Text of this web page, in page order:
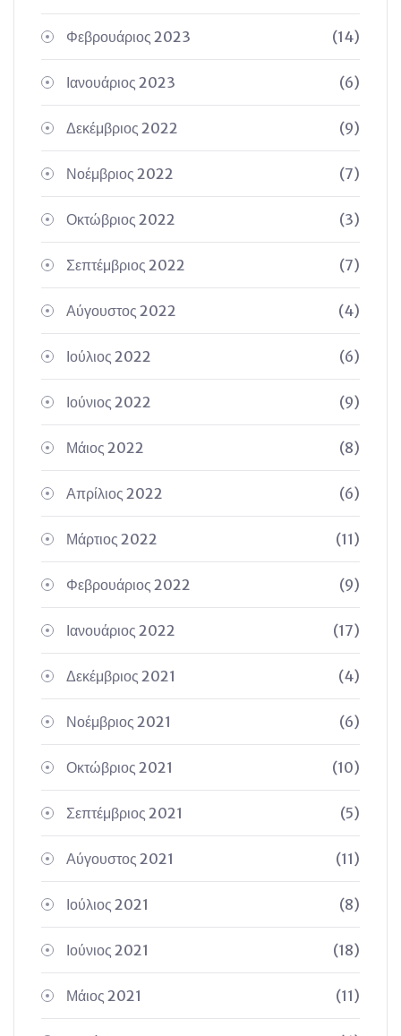
Φεβρουάριος 2023 (14)
Ιανουάριος 2023 (6)
Δεκέμβριος 2022 (9)
Νοέμβριος 2022 (7)
Οκτώβριος 2022 (3)
Σεπτέμβριος 2022 (7)
Αύγουστος 2022 (4)
Ιούλιος 2022 (6)
Ιούνιος 2022 (9)
Μάιος 2022 (8)
Απρίλιος 2022 (6)
Μάρτιος 2022 (11)
Φεβρουάριος 2022 (9)
Ιανουάριος 2022 (17)
Δεκέμβριος 2021 (4)
Νοέμβριος 2021 (6)
Οκτώβριος 2021 (10)
Σεπτέμβριος 2021 (5)
Αύγουστος 2021 (11)
Ιούλιος 2021 (8)
Ιούνιος 2021 (18)
Μάιος 2021 (11)